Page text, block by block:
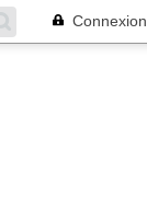
Connexion